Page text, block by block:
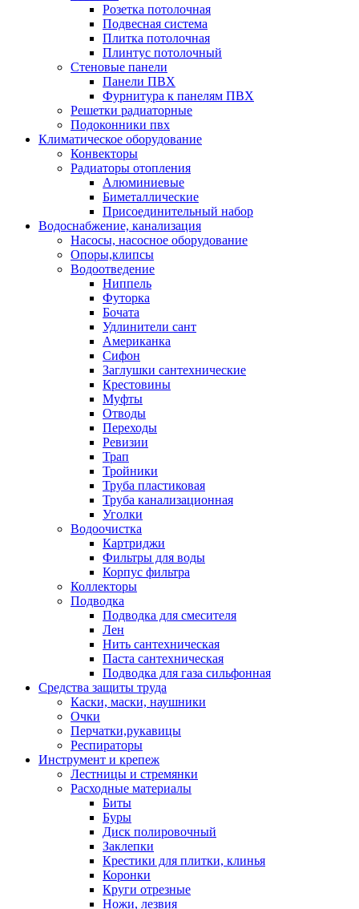
Розетка потолочная
Подвесная система
Плитка потолочная
Плинтус потолочный
Стеновые панели
Панели ПВХ
Фурнитура к панелям ПВХ
Решетки радиаторные
Подоконники пвх
Климатическое оборудование
Конвекторы
Радиаторы отопления
Алюминиевые
Биметаллические
Присоединительный набор
Водоснабжение, канализация
Насосы, насосное оборудование
Опоры,клипсы
Водоотведение
Ниппель
Футорка
Бочата
Удлинители сант
Американка
Сифон
Заглушки сантехнические
Крестовины
Муфты
Отводы
Переходы
Ревизии
Трап
Тройники
Труба пластиковая
Труба канализационная
Уголки
Водоочистка
Картриджи
Фильтры для воды
Корпус фильтра
Коллекторы
Подводка
Подводка для смесителя
Лен
Нить сантехническая
Паста сантехническая
Подводка для газа сильфонная
Средства защиты труда
Каски, маски, наушники
Очки
Перчатки,рукавицы
Респираторы
Инструмент и крепеж
Лестницы и стремянки
Расходные материалы
Биты
Буры
Диск полировочный
Заклепки
Крестики для плитки, клинья
Коронки
Круги отрезные
Ножи, лезвия